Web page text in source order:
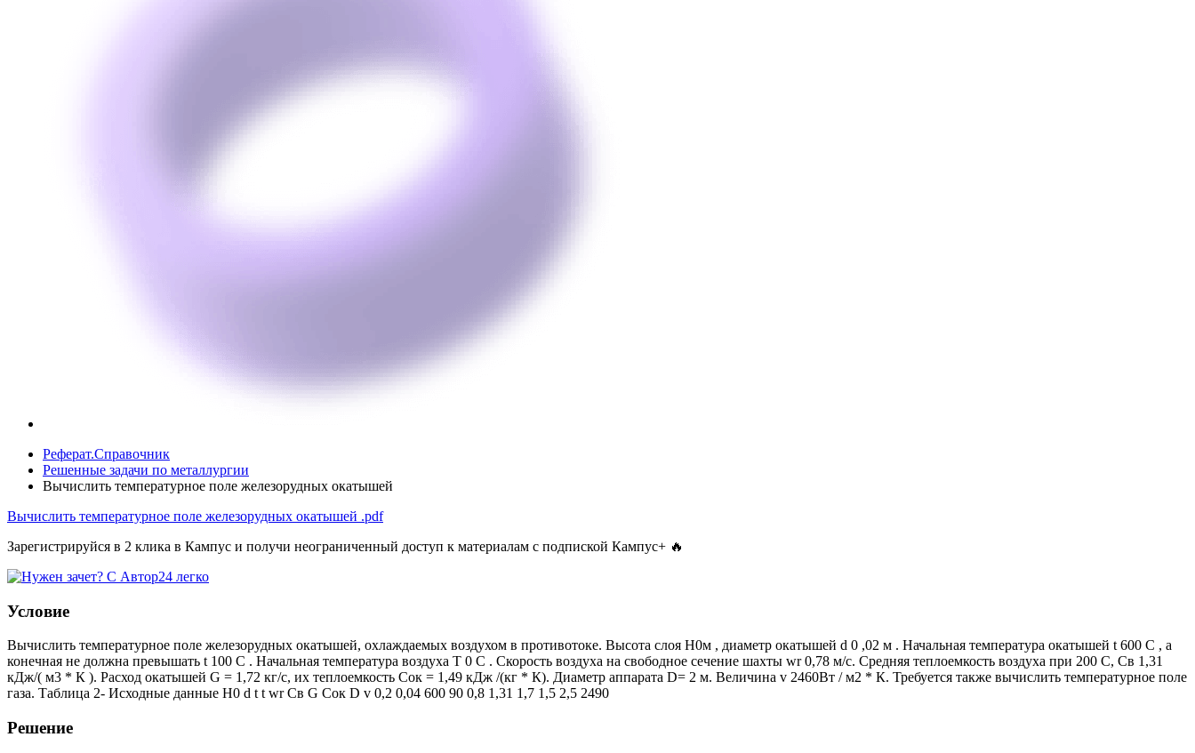
Реферат.Справочник
Решенные задачи по металлургии
Вычислить температурное поле железорудных окатышей
Вычислить температурное поле железорудных окатышей .pdf
Зарегистрируйся в 2 клика в Кампус и получи неограниченный доступ к материалам с подпиской Кампус+ 🔥
Условие
Вычислить температурное поле железорудных окатышей, охлаждаемых воздухом в противотоке. Высота слоя Н0м , диаметр окатышей d 0 ,02 м . Начальная температура окатышей t 600 C , а
конечная не должна превышать t 100 C . Начальная температура воздуха T 0 C . Скорость воздуха на свободное сечение шахты wr 0,78 м/с. Средняя теплоемкость воздуха при 200 С, Св 1,31
кДж/( м3 * К ). Расход окатышей G = 1,72 кг/с, их теплоемкость Cок = 1,49 кДж /(кг * К). Диаметр аппарата D= 2 м. Величина v 2460Вт / м2 * К. Требуется также вычислить температурное поле
газа. Таблица 2- Исходные данные H0 d t t wr Св G Cок D v 0,2 0,04 600 90 0,8 1,31 1,7 1,5 2,5 2490
Решение